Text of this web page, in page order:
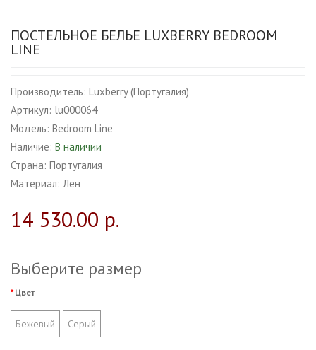
ПОСТЕЛЬНОЕ БЕЛЬЕ LUXBERRY BEDROOM
LINE
Производитель: Luxberry (Португалия)
Артикул: lu000064
Модель: Bedroom Line
Наличие: В наличии
Страна: Португалия
Материал: Лен
14 530.00 р.
Выберите размер
Цвет
Бежевый Серый